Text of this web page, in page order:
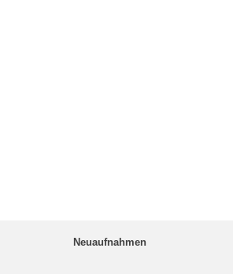
Neuaufnahmen